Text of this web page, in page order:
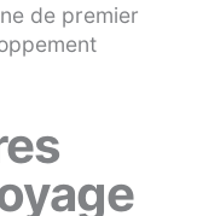
de premier